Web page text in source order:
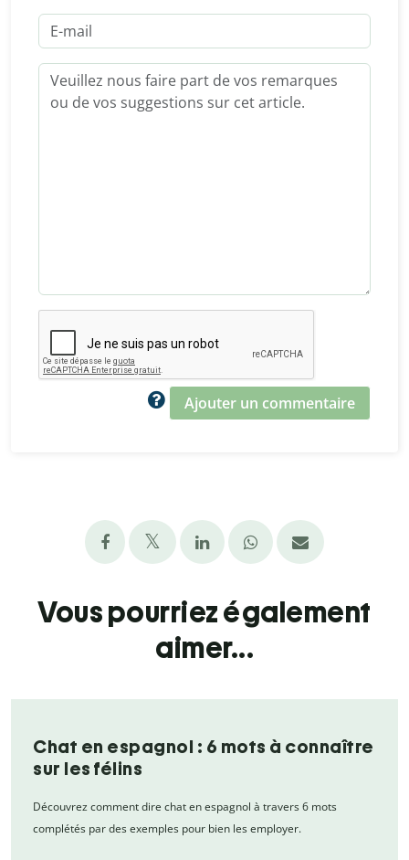
Ajouter un commentaire
Vous pourriez également
aimer...
Chat en espagnol : 6 mots à connaître
sur les félins
Découvrez comment dire chat en espagnol à travers 6 mots
complétés par des exemples pour bien les employer.